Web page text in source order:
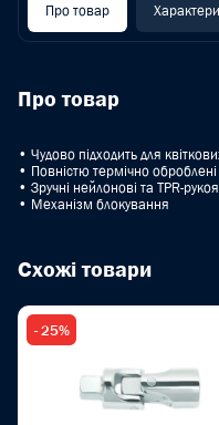
Про товар
Про товар
• Чудово підходить для
• Повністю термічно
• Зручні нейлонові та TPR-
• Механізм блокування
Схожі товари
- 25%